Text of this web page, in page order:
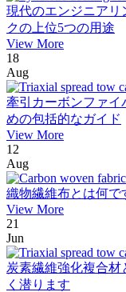
現代のエンジニアリ
クの上位5つの用途
View More
18
Aug
牽引カーボンファイ
めの包括的なガイド
View More
12
Aug
織物繊維布とは何で
View More
21
Jun
炭素繊維強化複合材
く潜ります